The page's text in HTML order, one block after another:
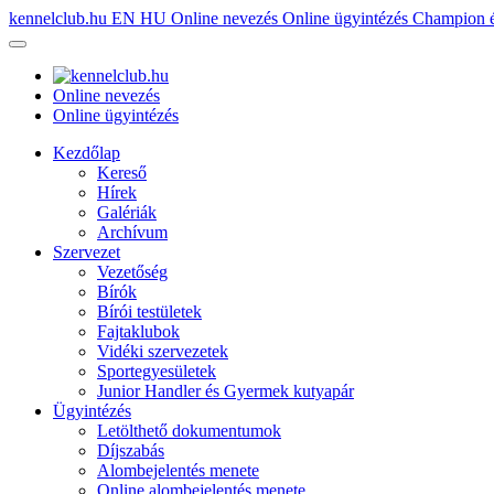
kennelclub.hu EN HU Online nevezés Online ügyintézés Champion
Online nevezés
Online ügyintézés
Kezdőlap
Kereső
Hírek
Galériák
Archívum
Szervezet
Vezetőség
Bírók
Bírói testületek
Fajtaklubok
Vidéki szervezetek
Sportegyesületek
Junior Handler és Gyermek kutyapár
Ügyintézés
Letölthető dokumentumok
Díjszabás
Alombejelentés menete
Online alombejelentés menete